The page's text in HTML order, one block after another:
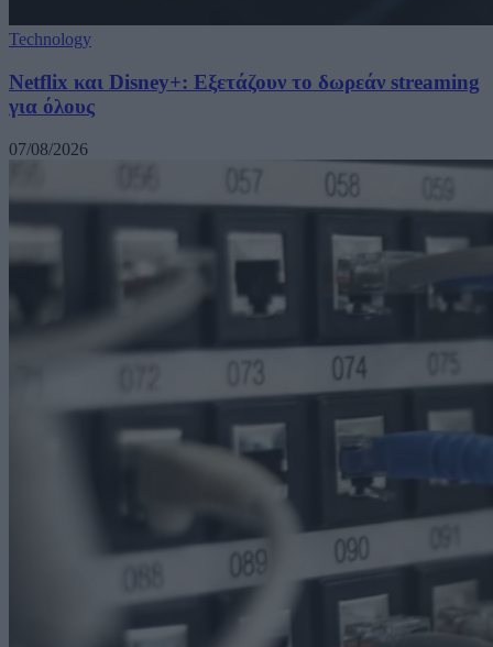
Technology
Netflix και Disney+: Εξετάζουν το δωρεάν streaming
για όλους
07/08/2026